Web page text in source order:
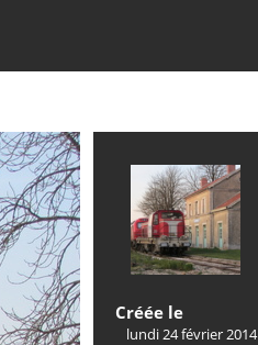
Créée le
lundi 24 février 2014